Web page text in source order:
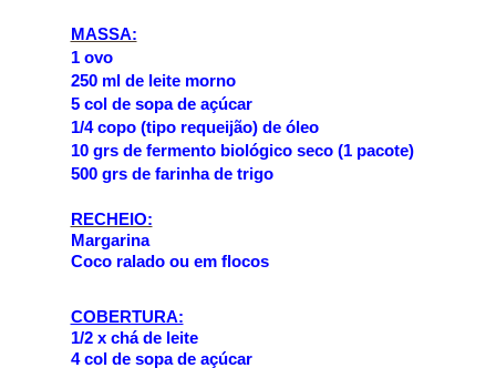
MASSA:
1 ovo
250 ml de leite morno
5 col de sopa de açúcar
1/4 copo (tipo requeijão) de óleo
10 grs de fermento biológico seco (1 pacote)
500 grs de farinha de trigo
RECHEIO:
Margarina
Coco ralado ou em flocos
COBERTURA:
1/2 x chá de leite
4 col de sopa de açúcar